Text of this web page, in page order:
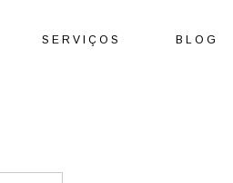
SERVIÇOS BLOG